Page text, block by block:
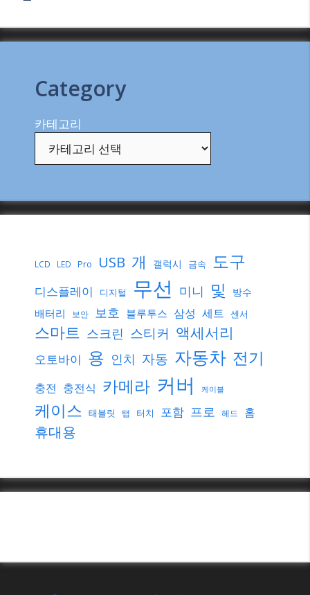
Category
카테고리
LCD LED Pro USB 개 갤럭시 금속 도구
디스플레이 디지털 무선 미니 및 방수
배터리 보안 보호 블루투스 삼성 세트 센서
스마트 스크린 스티커 액세서리
오토바이 용 인치 자동 자동차 전기
충전 충전식 카메라 커버 케이블
케이스 태블릿 탭 터치 포함 프로 헤드 홈
휴대용